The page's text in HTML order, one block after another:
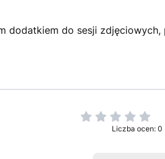
dodatkiem do sesji
Liczba ocen: 0